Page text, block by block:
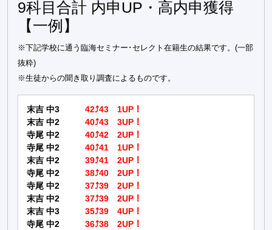
9科目合計 内申UP・高内申獲得
【一例】
※下記学校に通う臨海セミナー･セレクト在籍生の結果です。(一部
抜粋)
※生徒からの聞き取り調査によるものです。
末吉 中3
42⤴43 1UP！
末吉 中2
40⤴43 3UP！
寺尾 中2
40⤴42 2UP！
寺尾 中2
40⤴41 1UP！
末吉 中2
39⤴41 2UP！
寺尾 中2
38⤴40 2UP！
寺尾 中2
37⤴39 2UP！
末吉 中2
37⤴39 2UP！
末吉 中3
35⤴39 4UP！
寺尾 中2
36⤴38 2UP！